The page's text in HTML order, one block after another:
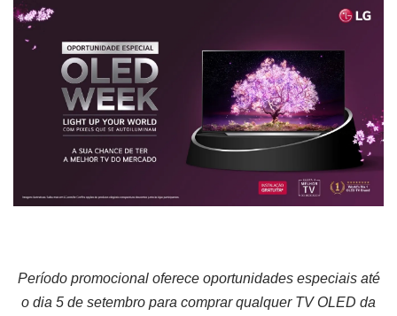
Período promocional oferece oportunidades especiais até
o dia 5 de setembro para comprar qualquer TV OLED da